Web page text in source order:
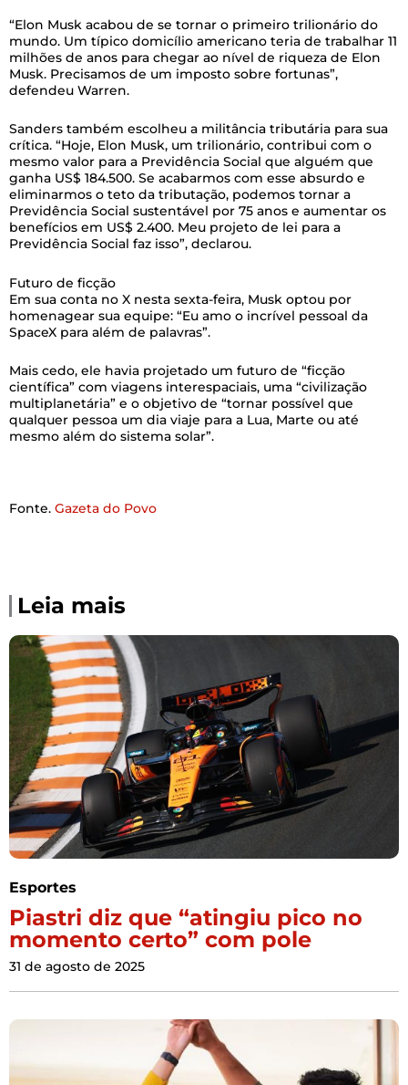
Musk. Precisamos de um imposto sobre fortunas”,
defendeu Warren.
Sanders também escolheu a militância tributária para sua
crítica. “Hoje, Elon Musk, um trilionário, contribui com o
ganha US$ 184.500. Se acabarmos com esse absurdo e
eliminarmos o teto da tributação, podemos tornar a
Previdência Social sustentável por 75 anos e aumentar os
benefícios em US$ 2.400. Meu projeto de lei para a
Previdência Social faz isso”, declarou.
Futuro de ficção
Em sua conta no X nesta sexta-feira, Musk optou por
SpaceX para além de palavras”.
Mais cedo, ele havia projetado um futuro de “ficção
científica” com viagens interespaciais, uma “civilização
qualquer pessoa um dia viaje para a Lua, Marte ou até
mesmo além do sistema solar”.
Esportes
Piastri diz que “atingiu pico no
momento certo” com pole
31 de agosto de 2025